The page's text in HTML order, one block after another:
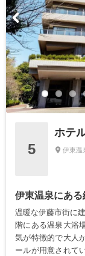
5
ホテ
伊東
伊東温泉にあ
温暖な伊藤市街に
階にある温泉大浴
気が特徴的で大人
ールが用意されて